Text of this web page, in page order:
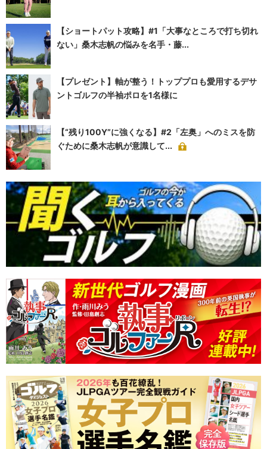
【ショートパット攻略】#1「大事なところで打ち切れ
ない」桑木志帆の悩みを名手・藤...
【プレゼント】軸が整う！トッププロも愛用するデサ
ントゴルフの半袖ポロを1名様に
【“残り100Y”に強くなる】#2「左奥」へのミスを防
ぐために桑木志帆が意識して...